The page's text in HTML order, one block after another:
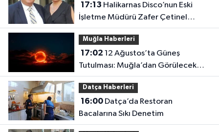
17:13
İşletme Müdürü Zafer Çetinel
Hayatını Kaybetti
Muğla Haberleri
17:02
Tutulması: Muğla’dan Görülecek
mi?
Datça Haberleri
16:00Datça’da Restoran
Bacalarına Sıkı Denetim